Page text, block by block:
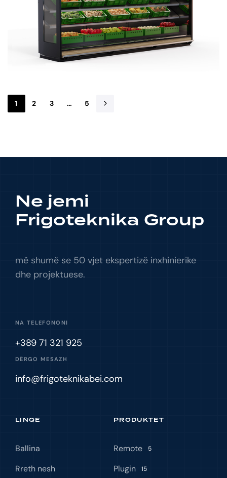
1 2 3 … 5
Ne jemi
Frigoteknika Group
më shumë se 50 vjet ekspertizë inxhinierike
dhe projektuese.
NA TELEFONONI
+389 71 321 925
DËRGO MESAZH
info@frigoteknikabei.com
LINQE
Ballina
Rreth nesh
PRODUKTET
Remote 5
Plugin 15